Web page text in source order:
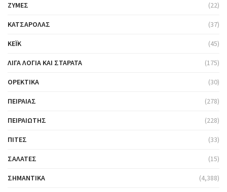
ΖΎΜΕΣ (22)
ΚΑΤΣΑΡΌΛΑΣ (37)
ΚΈΙΚ (45)
ΛΊΓΑ ΛΌΓΙΑ ΚΑΙ ΣΤΑΡΆΤΑ (175)
ΟΡΕΚΤΙΚΆ (30)
ΠΕΙΡΑΙΆΣ (278)
ΠΕΙΡΑΙΏΤΗΣ (228)
ΠΊΤΕΣ (33)
ΣΑΛΆΤΕΣ (15)
ΣΗΜΑΝΤΙΚΆ (4,388)